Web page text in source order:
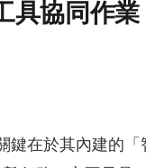
具協同作
鍵在於其內建的